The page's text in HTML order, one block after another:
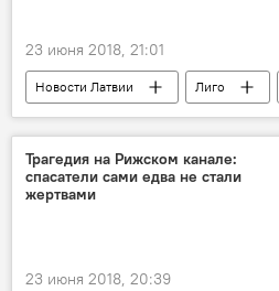
23 июня 2018, 21:01
Новости Латвии Лиго
пиво
Шашлык
песни
Трагедия на Рижском канале:
спасатели сами едва не стали
жертвами
23 июня 2018, 20:39